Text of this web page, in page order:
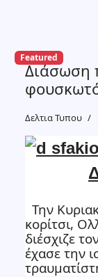
Featured
Διάσωση
Δελτια Τυπου
Την
κορίτσι,
διέσχιζε
έχασε την